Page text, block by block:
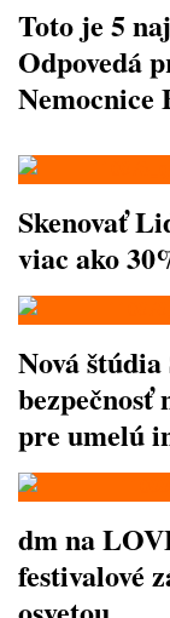
Toto je 5
Odpovedá
Nemocnice
Skenovať
viac ako
Nová
bezpečnosť
pre umelú
dm na
festivalové